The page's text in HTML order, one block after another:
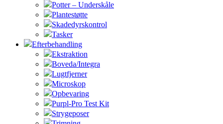
Potter – Underskåle
Plantestøtte
Skadedyrskontrol
Tasker
Efterbehandling
Ekstraktion
Boveda/Integra
Lugtfjerner
Microskop
Opbevaring
Purpl-Pro Test Kit
Strygeposer